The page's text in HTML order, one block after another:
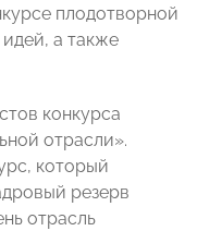
плодотворной
а также
конкурса
отрасли».
который
резерв
отрасль